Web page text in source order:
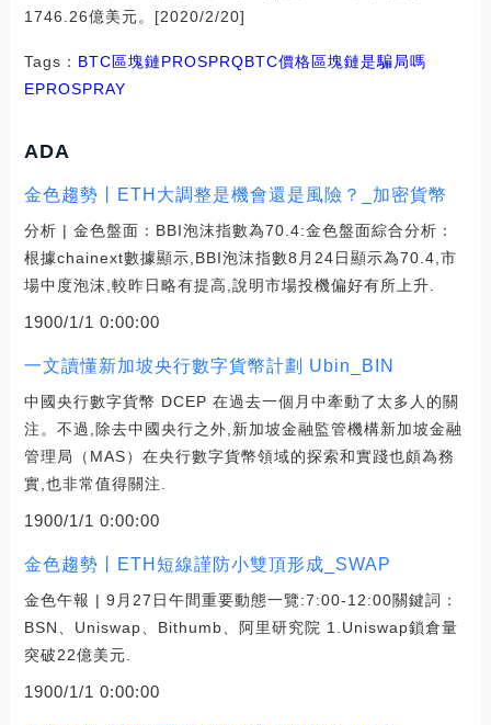
1746.26億美元。[2020/2/20]
Tags： BTC區塊鏈PROSPRQBTC價格區塊鏈是騙局嗎
EPROSPRAY
ADA
金色趨勢丨ETH大調整是機會還是風險？_加密貨幣
分析 | 金色盤面：BBI泡沫指數為70.4:金色盤面綜合分析：
根據chainext數據顯示,BBI泡沫指數8月24日顯示為70.4,市
場中度泡沫,較昨日略有提高,說明市場投機偏好有所上升.
1900/1/1 0:00:00
一文讀懂新加坡央行數字貨幣計劃 Ubin_BIN
中國央行數字貨幣 DCEP 在過去一個月中牽動了太多人的關
注。不過,除去中國央行之外,新加坡金融監管機構新加坡金融
管理局（MAS）在央行數字貨幣領域的探索和實踐也頗為務
實,也非常值得關注.
1900/1/1 0:00:00
金色趨勢丨ETH短線謹防小雙頂形成_SWAP
金色午報 | 9月27日午間重要動態一覽:7:00-12:00關鍵詞：
BSN、Uniswap、Bithumb、阿里研究院 1.Uniswap鎖倉量
突破22億美元.
1900/1/1 0:00:00